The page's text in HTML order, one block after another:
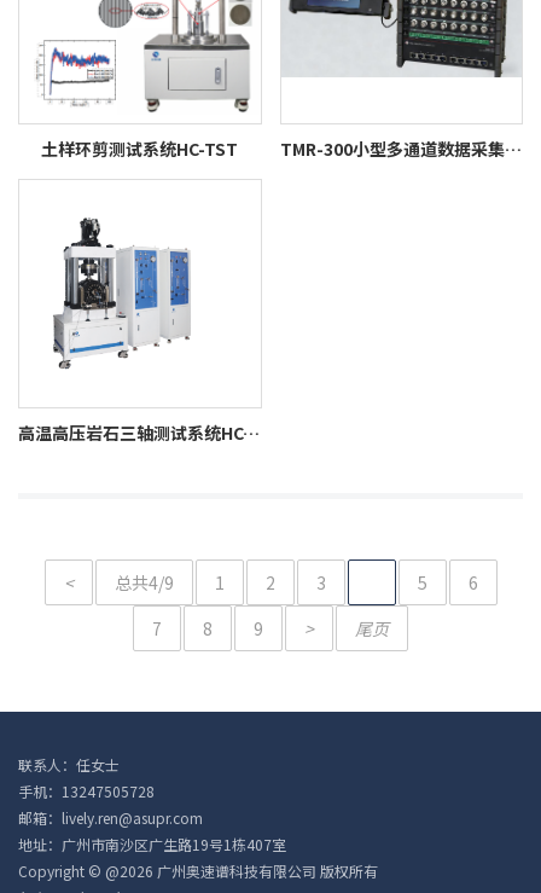
土样环剪测试系统HC-TST TMR-300小型多通道数据采集系统
高温高压岩石三轴测试系统HC-HPRT
< 总共4/9 1 2 3 5
6
7
8 9 > 尾页
联系人：任女士
手机：13247505728
邮箱：lively.ren@asupr.com
地址：广州市南沙区广生路19号1栋407室
Copyright © @2026 广州奥速谱科技有限公司 版权所有